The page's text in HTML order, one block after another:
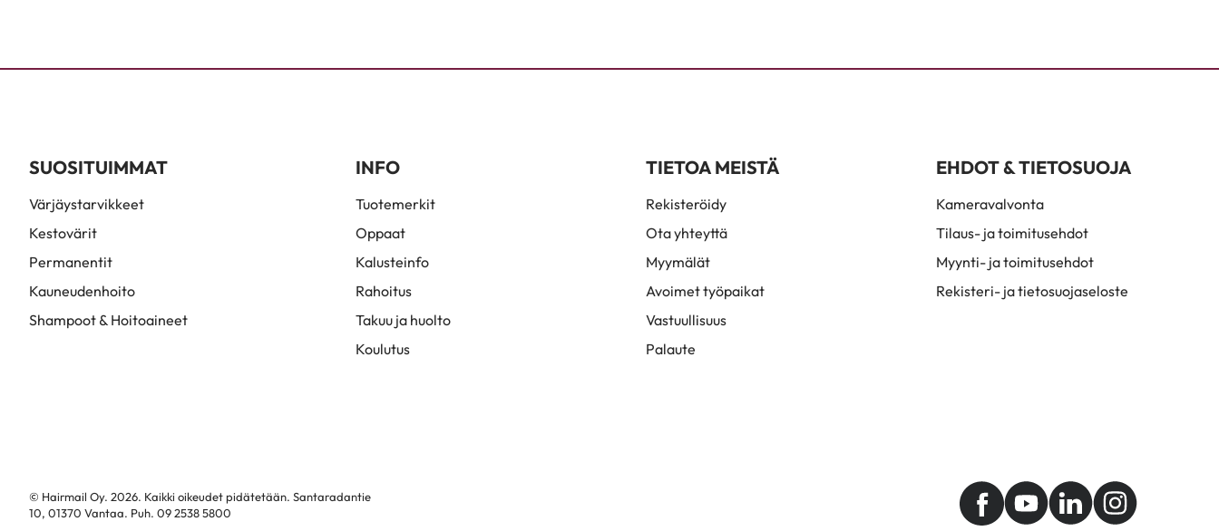
SUOSITUIMMAT
Värjäystarvikkeet
Kestovärit
Permanentit
Kauneudenhoito
Shampoot & Hoitoaineet
INFO
Tuotemerkit
Oppaat
Kalusteinfo
Rahoitus
Takuu ja huolto
Koulutus
TIETOA MEISTÄ
Rekisteröidy
Ota yhteyttä
Myymälät
Avoimet työpaikat
Vastuullisuus
Palaute
EHDOT & TIETOSUOJA
Kameravalvonta
Tilaus- ja toimitusehdot
Myynti- ja toimitusehdot
Rekisteri- ja tietosuojaseloste
© Hairmail Oy. 2026. Kaikki oikeudet pidätetään. Santaradantie
10, 01370 Vantaa. Puh. 09 2538 5800